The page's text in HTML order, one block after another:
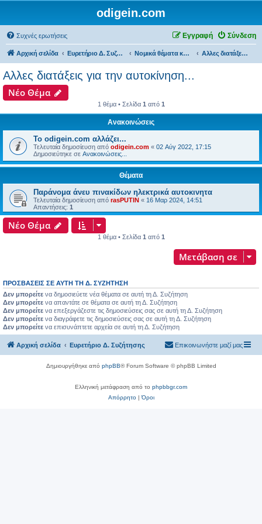
odigein.com
Συχνές ερωτήσεις Σύνδεση
Εγγραφή
Αρχική σελίδα Ευρετήριο Δ. Συζήτησης Νομικά θέματα και διαδικασίες που αφορούν την Αυτοκίνηση... Αλλες διατάξεις για την αυτοκίνηση...
Αλλες διατάξεις για την αυτοκίνηση...
Νέο Θέμα
1 θέμα • Σελίδα 1 από 1
Ανακοινώσεις
Το odigein.com αλλάζει...
Τελευταία δημοσίευση από odigein.com « 02 Αύγ 2022, 17:15
Δημοσιεύτηκε σε Ανακοινώσεις...
Θέματα
Παράνομα άνευ πινακίδων ηλεκτρικά αυτοκινητα
Τελευταία δημοσίευση από rasPUTIN « 16 Μαρ 2024, 14:51
Απαντήσεις: 1
Νέο Θέμα
1 θέμα • Σελίδα 1 από 1
Μετάβαση σε
ΠΡΟΣΒΆΣΕΙΣ ΣΕ ΑΥΤΉ ΤΗ Δ. ΣΥΖΉΤΗΣΗ
Δεν μπορείτε να δημοσιεύετε νέα θέματα σε αυτή τη Δ. Συζήτηση
Δεν μπορείτε να απαντάτε σε θέματα σε αυτή τη Δ. Συζήτηση
Δεν μπορείτε να επεξεργάζεστε τις δημοσιεύσεις σας σε αυτή τη Δ. Συζήτηση
Δεν μπορείτε να διαγράφετε τις δημοσιεύσεις σας σε αυτή τη Δ. Συζήτηση
Δεν μπορείτε να επισυνάπτετε αρχεία σε αυτή τη Δ. Συζήτηση
Αρχική σελίδα Ευρετήριο Δ. Συζήτησης Επικοινωνήστε μαζί μας
Δημιουργήθηκε από phpBB® Forum Software © phpBB Limited
Ελληνική μετάφραση από το phpbbgr.com
Απόρρητο|Όροι